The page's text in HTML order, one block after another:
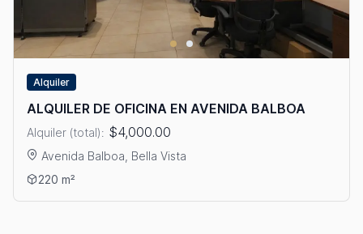
Alquiler
ALQUILER DE OFICINA EN AVENIDA BALBOA
Alquiler (total): $4,000.00
Avenida Balboa, Bella Vista
Ver detalles: ALQUILER DE OFICINA EN AVENIDA BALBOA
220 m²